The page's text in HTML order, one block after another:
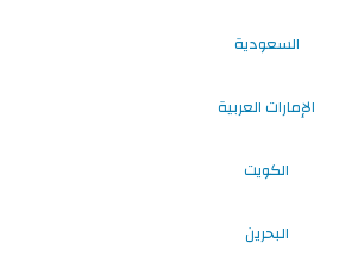
السعودية
الإمارات العربية
الكويت
البحرين